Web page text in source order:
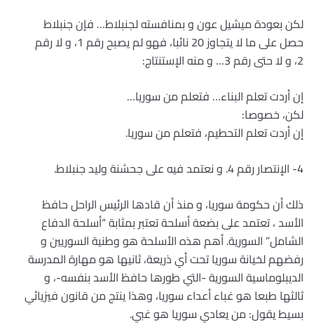
لكن بعودة ميشيل عون و بمنافسته لجنبلاط… فإن جنبلاط
حصل على ما لا يتجاوز 20 نائبا، فهو لم يصبح رقم 1، و لا رقم
2، و لا حتى رقم 3… و منه الإستنتاج:
إن أردت تعلم البناء… فتعلم من سوريا…
لكن، خصوصا:
إن أردت تعلم التحطيم، فتعلم من سوريا.
4- الإنتصار رقم 4. و نعتمد فيه على جحشنة وليد جنبلاط.
ذلك أن حكومة سوريا، و منذ أن قادها الرئيس الراحل حافظ
الأسد ، تعتمد على بضعة أسلحة تعتبر بمثابة “أسلحة الدفاع
الشامل” السورية. أهم هذه الأسلحة هو وطنية السوريين و
رفضهم لخيانة سوريا تحت أي ذريعة، ثانيها هو مهارة المدرسة
الديبلوماسية السورية -التي طورها حافظ الأسد بنفسه-، و
ثالثها طبعا هو غباء أعداء سوريا، وهذا ينتج من قانون فيزيائي
بسيط يقول: من يعادي سوريا هو غبي.